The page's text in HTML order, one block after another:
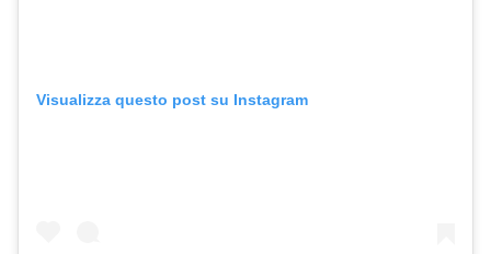
Visualizza questo post su Instagram